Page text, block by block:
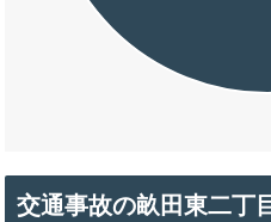
交通事故の畝田東二丁